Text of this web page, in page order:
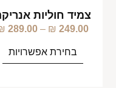
צמיד חוליות
249.00
₪
–
289.00
בחירת אפשרויות